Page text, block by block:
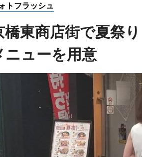
トフラッシュ
橋東商店街で夏祭
ニューを用意